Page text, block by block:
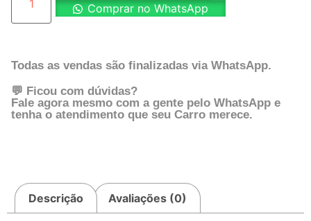
Comprar no WhatsApp
Todas as vendas são finalizadas via WhatsApp.
💬 Ficou com dúvidas?
Fale agora mesmo com a gente pelo WhatsApp e
tenha o atendimento que seu Carro merece.
Descrição Avaliações (0)